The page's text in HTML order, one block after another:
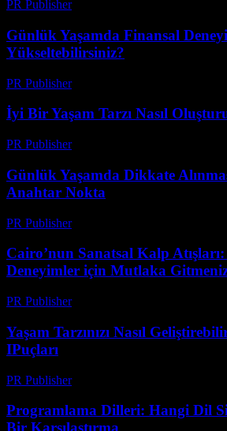
PR Publisher-
Günlük Yaşamda Finansal
Yükseltebilirsiniz?
PR Publisher-
İyi Bir Yaşam Tarzı Nasıl
PR Publisher-
Günlük Yaşamda Dikkate
Anahtar Nokta
PR Publisher-
Cairo’nun Sanatsal Kalp
Deneyimler için Mutlaka
PR Publisher-
Yaşam Tarzınızı Nasıl
IPuçları
PR Publisher-
Programlama Dilleri: Hangi Dil
Bir Karşılaştırma